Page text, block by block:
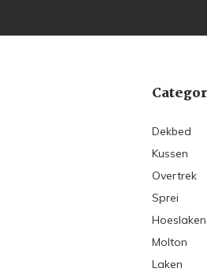
Dekbed
Kussen
Overtrek
Sprei
Hoeslaken
Molton
Laken